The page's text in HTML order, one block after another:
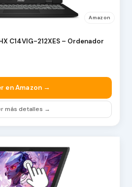
Amazon
C14VIG-212XES – Ordenador
en Amazon →
más detalles →